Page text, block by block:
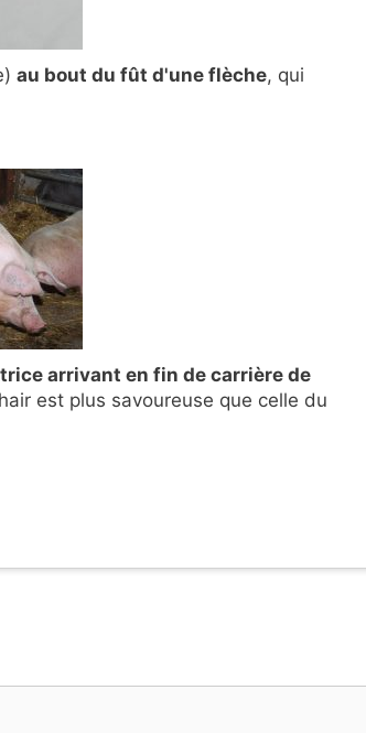
au bout du fût d'une flèche, qui
arrivant en fin de carrière de
est plus savoureuse que celle du